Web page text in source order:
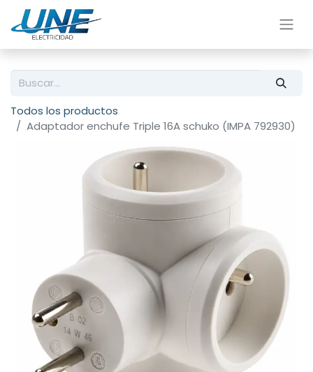
Todos los productos
Adaptador enchufe Triple 16A schuko (IMPA 792930)